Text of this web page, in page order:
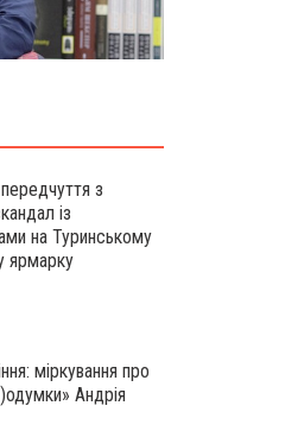
з
із
на Туринському
ярмарку
міркування про
Андрія